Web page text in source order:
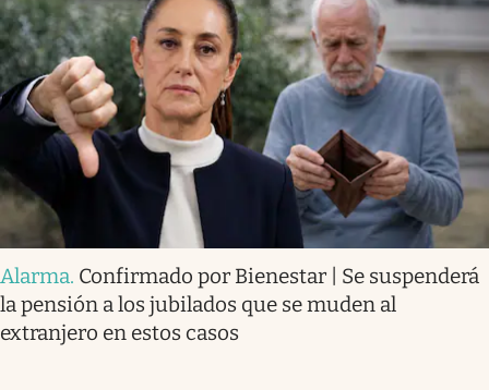
Alarma. Confirmado por Bienestar | Se suspenderá
la pensión a los jubilados que se muden al
extranjero en estos casos